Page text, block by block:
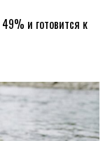
и готовится к